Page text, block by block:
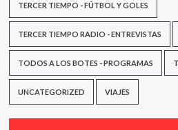
TERCER TIEMPO - FÚTBOL Y GOLES
TERCER TIEMPO RADIO - ENTREVISTAS
TODOS A LOS BOTES - PROGRAMAS
UNCATEGORIZED VIAJES